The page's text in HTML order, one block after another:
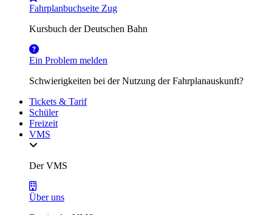
Fahrplanbuchseite Zug
Kursbuch der Deutschen Bahn
Ein Problem melden
Schwierigkeiten bei der Nutzung der Fahrplanauskunft?
Tickets & Tarif
Schüler
Freizeit
VMS
Der VMS
Über uns